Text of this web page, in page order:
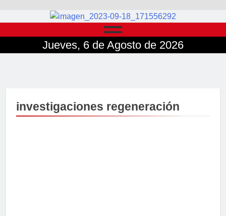
Jueves, 6 de Agosto de 2026
investigaciones regeneración